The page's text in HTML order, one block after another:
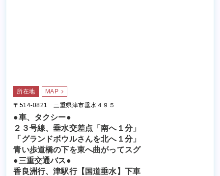
所在地
MAP
〒514-0821 三重県津市垂水４９５
●車、タクシー●
２３号線、垂水交差点「南へ１分」
「グランドボウルさんを北へ１分」
青い歩道橋の下を東へ曲がってスグ
●三重交通バス●
香良洲行、津駅行【国道垂水】下車